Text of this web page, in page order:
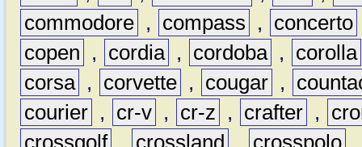
commodore , compass , concerto
copen
, cordia , cordoba ,
corolla
corsa , corvette , cougar ,
courier , cr-v , cr-z , crafter ,
crossgolf , crossland , crosspolo